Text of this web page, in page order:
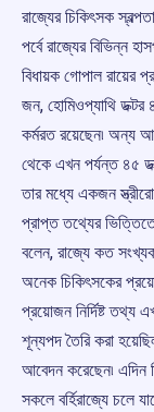
রাজ্যের চিকিৎসক
পর্বে রাজ্যের বিভিন্ন
বিধায়ক গোপাল রায়ের
জন, হোমিওপ্যাথি
কর্মরত রয়েছেন৷ অন্য
থেকে এখন পর্যন্ত ৪৫
তার মধ্যে একজন
প্রাপ্ত তথ্যের
বলেন, রাজ্যে কত সংখ্যক
অনেক চিকিৎসকের
প্রয়োজন নির্দিষ্ট তথ্য
শূন্যপদ তৈরি করা
আবেদন করেছেন৷ এদিন
সকলে বর্হিরাজ্যে চলে